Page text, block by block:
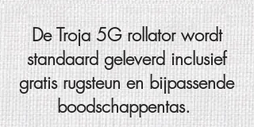
De Troja 5G rollator wordt
standaard geleverd inclusief
gratis rugsteun en bijpassende
boodschappentas.